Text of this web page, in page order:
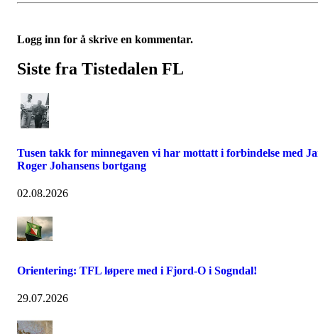
Logg inn for å skrive en kommentar.
Siste fra Tistedalen FL
Tusen takk for minnegaven vi har mottatt i forbindelse med
Roger Johansens bortgang
02.08.2026
Orientering: TFL løpere med i Fjord-O i Sogndal!
29.07.2026